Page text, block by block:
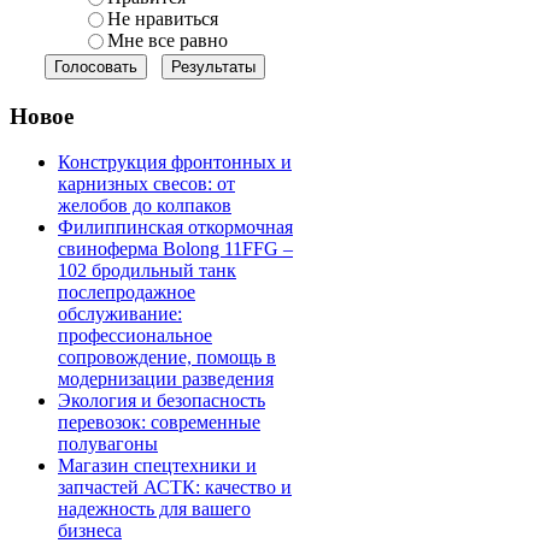
Не нравиться
Мне все равно
Новое
Конструкция фронтонных и
карнизных свесов: от
желобов до колпаков
Филиппинская откормочная
свиноферма Bolong 11FFG –
102 бродильный танк
послепродажное
обслуживание:
профессиональное
сопровождение, помощь в
модернизации разведения
Экология и безопасность
перевозок: современные
полувагоны
Магазин спецтехники и
запчастей АСТК: качество и
надежность для вашего
бизнеса